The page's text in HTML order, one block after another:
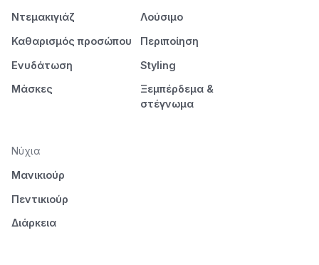
Ντεμακιγιάζ
Καθαρισμός προσώπου
Ενυδάτωση
Μάσκες
Λούσιμο
Περιποίηση
Styling
Ξεμπέρδεμα &
στέγνωμα
Νύχια
Μανικιούρ
Πεντικιούρ
Διάρκεια